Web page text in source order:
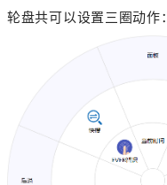
轮盘共可以设置三圈动作：